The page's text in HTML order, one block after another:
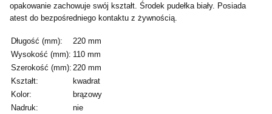
opakowanie zachowuje swój kształt. Środek pudełka biały. Posiada
atest do bezpośredniego kontaktu z żywnością.
Długość (mm):
220 mm
Wysokość (mm): 110 mm
Szerokość (mm): 220 mm
Kształt:
kwadrat
Kolor:
brązowy
Nadruk:
nie